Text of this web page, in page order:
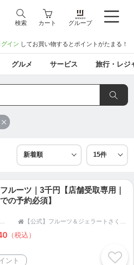
検索 カート グループ
グイン してお買い物するとポイントがたまる！
グルメ サービス 旅行・レジ
ルーツ｜3千円【店舗受取専用｜
の予約必須】
鹿児島県  【公式】フルーツ＆ジェラートさくらじま
（税込）
ント